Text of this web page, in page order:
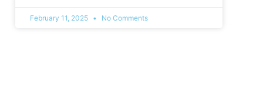
February 11, 2025 No Comments